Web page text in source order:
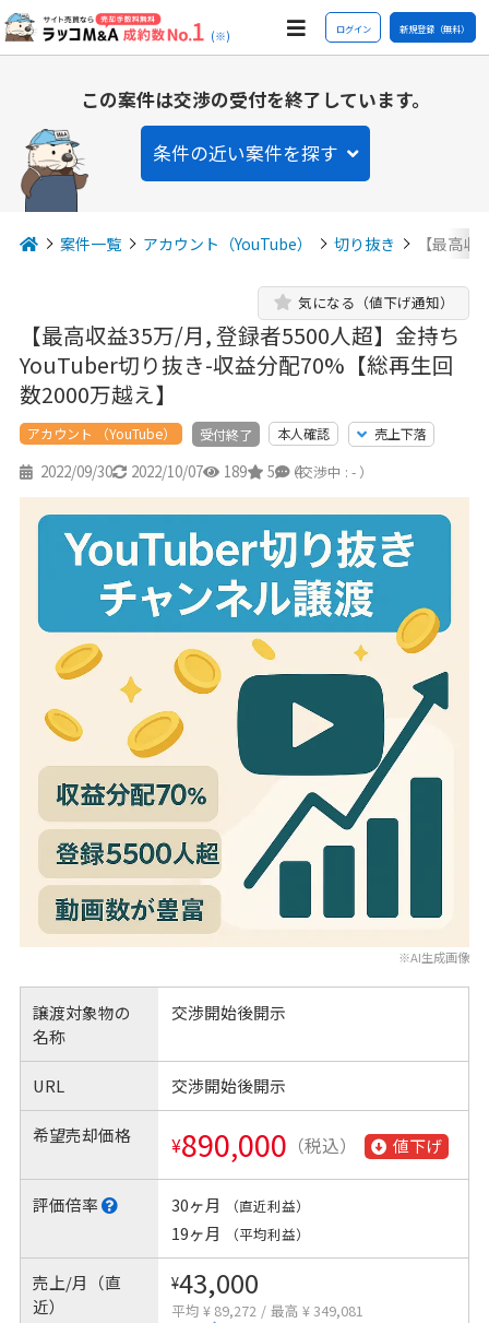
(※) ログイン 新規登録（無料）
この案件は交渉の受付を終了しています。
条件の近い案件を探す
案件一覧 アカウント（YouTube） 切り抜き 【最高
【最高収益35万/月, 登録者5500人超】金持ち
YouTuber切り抜き-収益分配70%【総再生回
数2000万越え】
気になる（値下げ通知）
アカウント （YouTube） 受付終了 本人確認 売上下落
2022/09/30 2022/10/07 189 5 4
（交渉中 : - ）
※AI生成画像
譲渡対象物の
名称
交渉開始後開示
URL 交渉開始後開示
希望売却価格 ¥890,000 （税込） 値下げ
評価倍率 30ヶ月 （直近利益）
19ヶ月 （平均利益）
売上/月（直
近）
¥43,000
平均 ¥ 89,272 / 最高 ¥ 349,081